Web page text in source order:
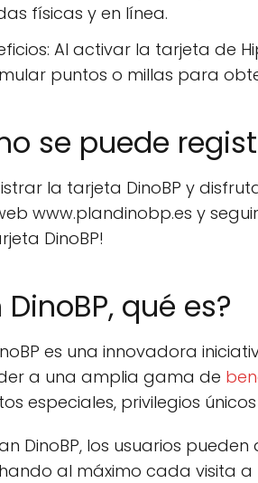
físicas y en línea.
Al activar la tarjeta de
puntos o millas para
se puede
la tarjeta DinoBP y
www.plandinobp.es y
DinoBP!
DinoBP, qué es?
es una innovadora
a una amplia gama de
especiales, privilegios
DinoBP, los usuarios
al máximo cada visita a